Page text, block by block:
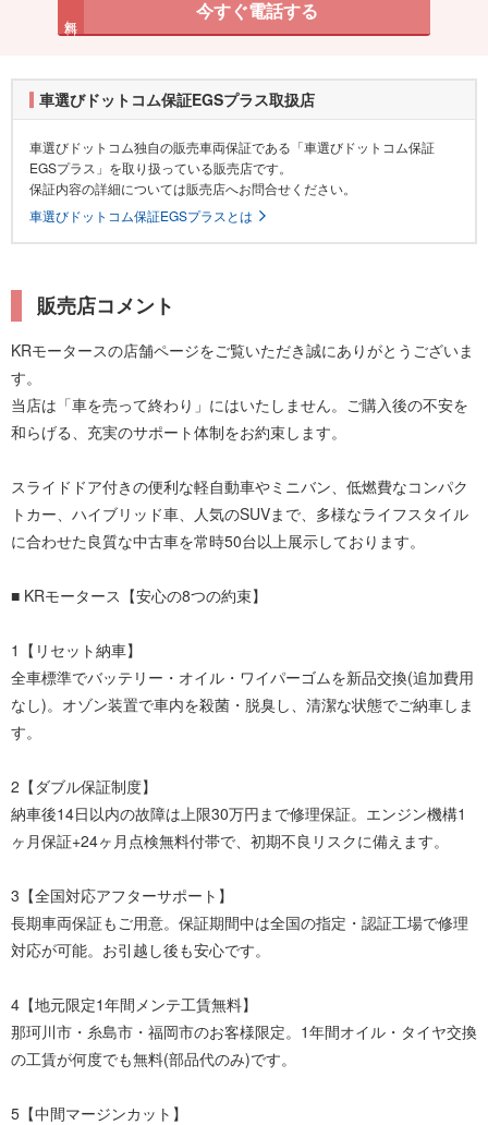
今すぐ電話する
車選びドットコム保証EGSプラス取扱店
車選びドットコム独自の販売車両保証である「車選びドットコム保証
EGSプラス」を取り扱っている販売店です。
保証内容の詳細については販売店へお問合せください。
車選びドットコム保証EGSプラスとは
販売店コメント
KRモータースの店舗ページをご覧いただき誠にありがとうございま
す。
当店は「車を売って終わり」にはいたしません。ご購入後の不安を
和らげる、充実のサポート体制をお約束します。
スライドドア付きの便利な軽自動車やミニバン、低燃費なコンパク
トカー、ハイブリッド車、人気のSUVまで、多様なライフスタイル
に合わせた良質な中古車を常時50台以上展示しております。
■ KRモータース【安心の8つの約束】
1【リセット納車】
全車標準でバッテリー・オイル・ワイパーゴムを新品交換(追加費用
なし)。オゾン装置で車内を殺菌・脱臭し、清潔な状態でご納車しま
す。
2【ダブル保証制度】
納車後14日以内の故障は上限30万円まで修理保証。エンジン機構1
ヶ月保証+24ヶ月点検無料付帯で、初期不良リスクに備えます。
3【全国対応アフターサポート】
長期車両保証もご用意。保証期間中は全国の指定・認証工場で修理
対応が可能。お引越し後も安心です。
4【地元限定1年間メンテ工賃無料】
那珂川市・糸島市・福岡市のお客様限定。1年間オイル・タイヤ交換
の工賃が何度でも無料(部品代のみ)です。
5【中間マージンカット】